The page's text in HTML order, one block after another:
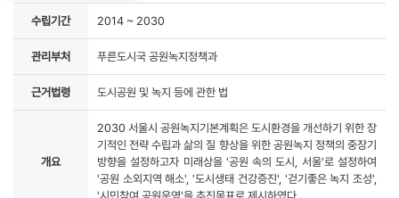
수립기간 2014 ~ 2030
관리부처 푸른도시국 공원녹지정책과
근거법령 도시공원 및 녹지 등에 관한 법
개요
2030 서울시 공원녹지기본계획은 도시환경을 개선하기 위한 장
기적인 전략 수립과 삶의 질 향상을 위한 공원녹지 정책의 중장기
방향을 설정하고자 미래상을 '공원 속의 도시, 서울'로 설정하여
'공원 소외지역 해소', '도시생태 건강증진', '걷기좋은 녹지 조성',